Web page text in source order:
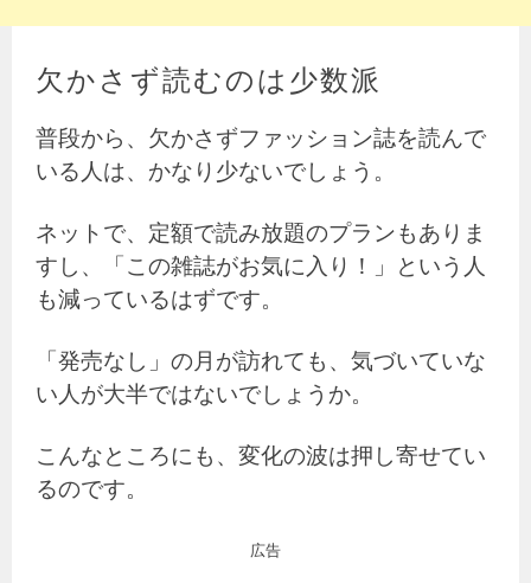
欠かさず読むのは少数派
普段から、欠かさずファッション誌を読んで
いる人は、かなり少ないでしょう。
ネットで、定額で読み放題のプランもありま
すし、「この雑誌がお気に入り！」という人
も減っているはずです。
「発売なし」の月が訪れても、気づいていな
い人が大半ではないでしょうか。
こんなところにも、変化の波は押し寄せてい
るのです。
広告